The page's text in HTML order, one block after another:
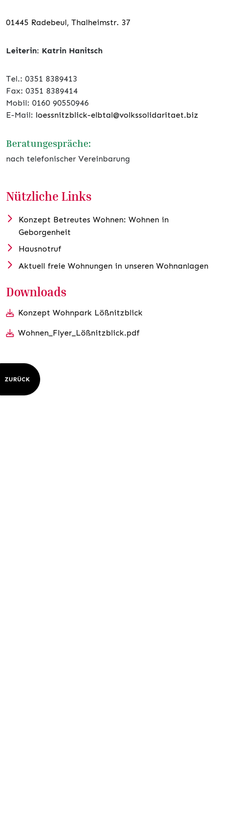
01445 Radebeul, Thalheimstr. 37
Leiterin: Katrin Hanitsch
Tel.: 0351 8389413
Fax: 0351 8389414
Mobil: 0160 90550946
E-Mail: loessnitzblick-elbtal@volkssolidaritaet.biz
Beratungespräche:
nach telefonischer Vereinbarung
Nützliche Links
Konzept Betreutes Wohnen: Wohnen in
Geborgenheit
Hausnotruf
Aktuell freie Wohnungen in unseren Wohnanlagen
Downloads
Konzept Wohnpark Lößnitzblick
Wohnen_Flyer_Lößnitzblick.pdf
ZURÜCK